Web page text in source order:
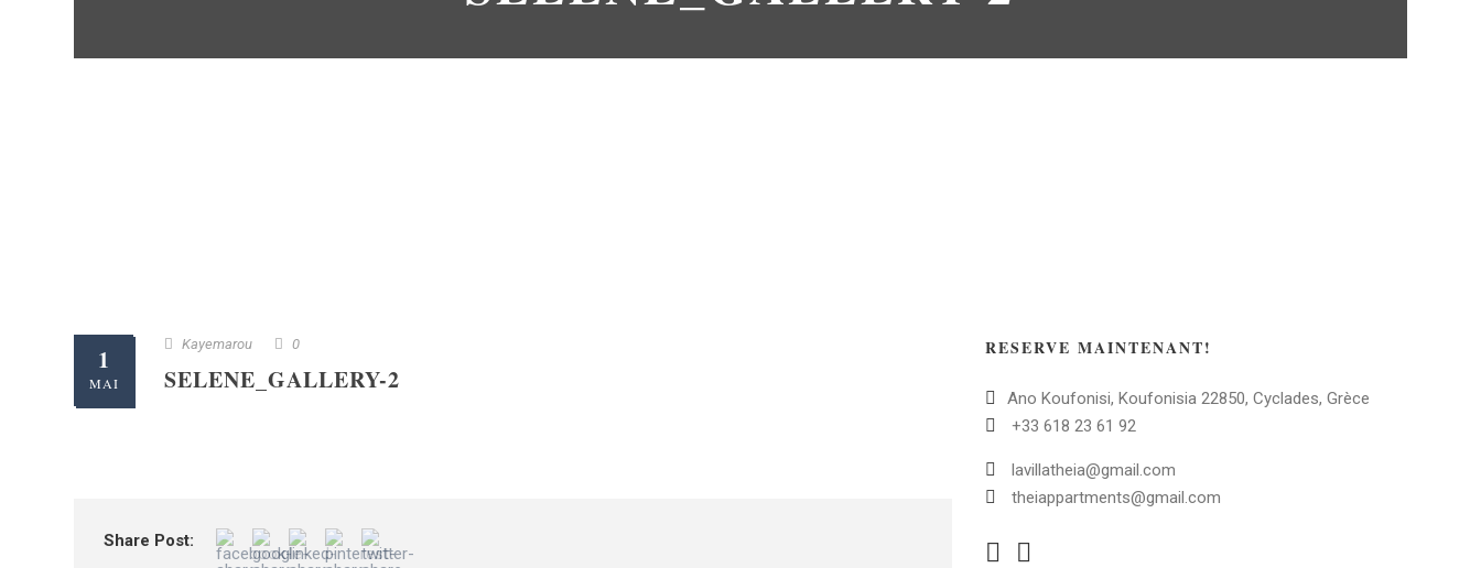
1
MAI
Kayemarou 0
SELENE_GALLERY-2
Share Post:
RESERVE MAINTENANT!
Ano Koufonisi, Koufonisia 22850, Cyclades, Grèce
+33 618 23 61 92
lavillatheia@gmail.com
theiappartments@gmail.com